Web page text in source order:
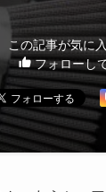
この記事が気に
フォローし